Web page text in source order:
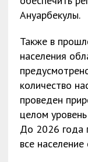
Ануарбекулы.
Также в
населения
количество
проведен
целом
До 2026 года
все население